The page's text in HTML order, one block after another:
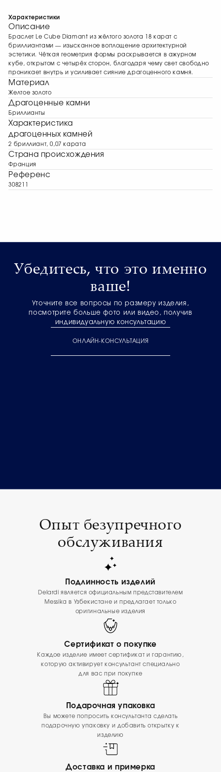
Характеристики
Описание
Браслет Le Cube Diamant из жёлтого золота 18 карат с
бриллиантами — изысканное воплощение архитектурной
эстетики. Чёткая геометрия формы раскрывается в ажурном
кубе, открытом с четырёх сторон, благодаря чему свет свободно
проникает внутрь и усиливает сияние драгоценного камня.
Материал
Желтое золото
Драгоценные камни
Бриллианты
Характеристика
драгоценных камней
2 бриллиант, 0,07 карата
Страна происхождения
Франция
Референс
308211
Убедитесь, что это именно
ваше!
Уточните все вопросы по размеру изделия,
посмотрите больше фото или видео, получив
индивидуальную консультацию
ОНЛАЙН-КОНСУЛЬТАЦИЯ
Опыт безупречного
обслуживания
Подлинность изделий
Delardi является официальным представителем
Messika в Узбекистане и предлагает только
оригинальные изделия
Сертификат о покупке
Каждое изделие имеет сертификат и гарантию,
которую активирует консультант специально
для вас при покупке
Подарочная упаковка
Вы можете попросить консультанта сделать
подарочную упаковку и добавить открытку к
изделию
Доставка и примерка